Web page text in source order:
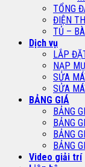
TỔNG
ĐIỆN
TỦ –
Dịch vụ
LẮP
NẠP
SỬA
SỬA
BẢNG GIÁ
BẢNG
BẢNG
BẢNG
BẢNG
Video giải trí